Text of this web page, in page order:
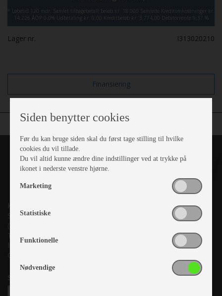
* Løbetid 120 mdr. Samlet tilbagebetalt beløb kr. 18.000
Samlede Kreditomkostninger kr.
14.226 ÅOP 0,0% Udbetaling kr. 0,00 Kreditbeløb kr. 3.774,00 Debitorrente 9,37 %
Lager nr. I313020210
Finansiering
Kronjyllands Camping Center A/S
Suderholmen 10, 8960 Randers SØ
(Lige ud til Grenåvej)
Tlf. +45 87 10 98 70
Info@as-kcc.dk
CVR: 33 38 77 33
Samtykke til nyhedsbrev
Siden benytter cookies
Før du kan bruge siden skal du først tage stilling til hvilke
cookies du vil tillade.
Du vil altid kunne ændre dine indstillinger ved at trykke på
ikonet i nederste venstre hjørne.
Marketing
Statistiske
Funktionelle
Nødvendige